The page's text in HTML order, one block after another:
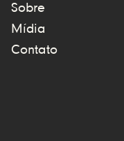
Sobre
Mídia
Contato